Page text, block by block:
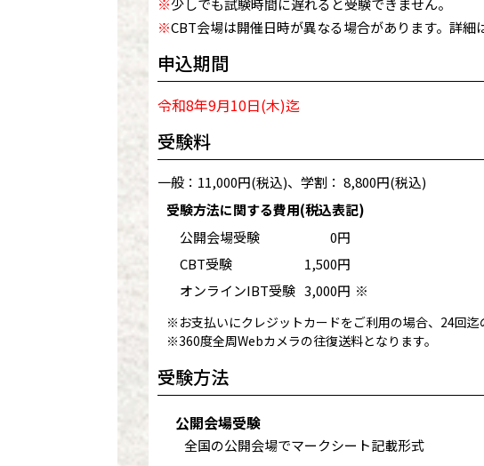
※少しでも試験時間に遅れると受験できません。
※CBT会場は開催日時が異なる場合があります。詳細
申込期間
令和8年9月10日(木)迄
受験料
一般：11,000円(税込)、学割： 8,800円(税込)
受験方法に関する費用(税込表記)
公開会場受験
0円
CBT受験
1,500円
オンラインIBT受験 3,000円 ※
※お支払いにクレジットカードをご利用の場合、24回迄
※360度全周Webカメラの往復送料となります。
受験方法
公開会場受験
全国の公開会場でマークシート記載形式